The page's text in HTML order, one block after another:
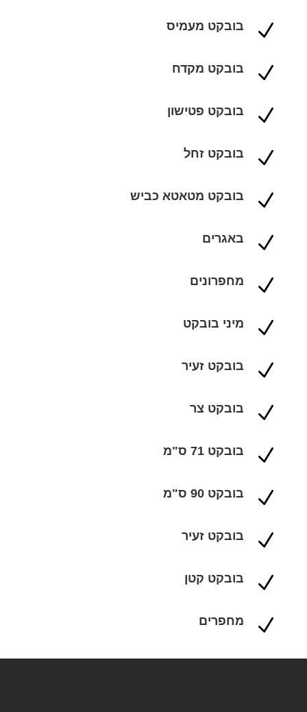
N בובקט מעמיס
N בובקט מקדח
N בובקט פטישון
N בובקט זחל
N בובקט מטאטא כביש
N באגרים
N מחפרונים
N מיני בובקט
N בובקט זעיר
N בובקט צר
N בובקט 71 ס"מ
N בובקט 90 ס"מ
N בובקט זעיר
N בובקט קטן
N מחפרים